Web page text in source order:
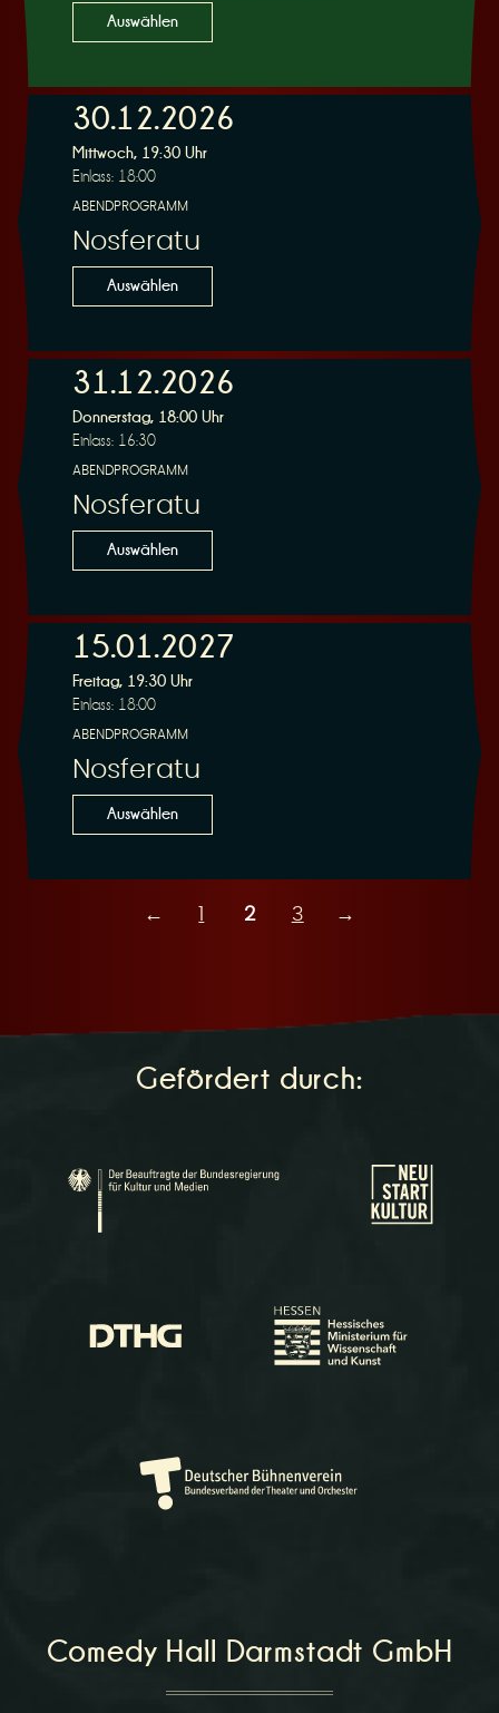
Auswählen
30.12.2026
Mittwoch, 19:30 Uhr
Einlass: 18:00
ABENDPROGRAMM
Nosferatu
Auswählen
31.12.2026
Donnerstag, 18:00 Uhr
Einlass: 16:30
ABENDPROGRAMM
Nosferatu
Auswählen
15.01.2027
Freitag, 19:30 Uhr
Einlass: 18:00
ABENDPROGRAMM
Nosferatu
Auswählen
← 2 3 →
Gefördert durch:
Comedy Hall Darmstadt GmbH